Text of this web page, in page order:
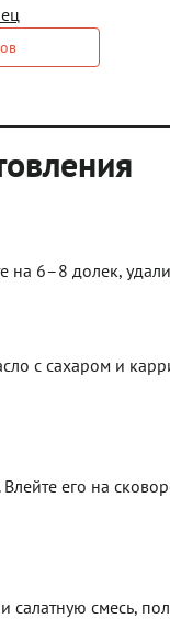
на 6–8 долек,
с сахаром и
его на
салатную смесь,